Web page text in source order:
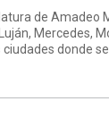
de Amadeo
Mercedes,
donde